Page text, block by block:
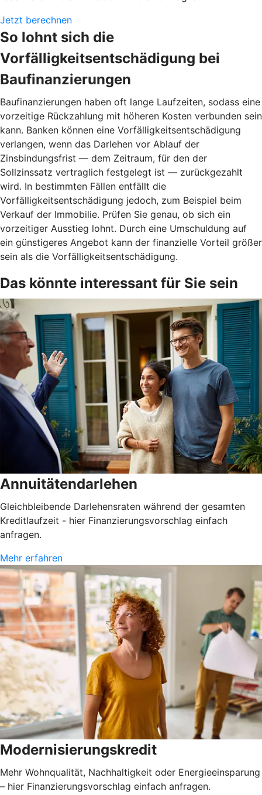
Jetzt berechnen
So lohnt sich die
Vorfälligkeitsentschädigung bei
Baufinanzierungen
Baufinanzierungen haben oft lange Laufzeiten, sodass eine
vorzeitige Rückzahlung mit höheren Kosten verbunden sein
kann. Banken können eine Vorfälligkeitsentschädigung
verlangen, wenn das Darlehen vor Ablauf der
Zinsbindungsfrist — dem Zeitraum, für den der
Sollzinssatz vertraglich festgelegt ist — zurückgezahlt
wird. In bestimmten Fällen entfällt die
Vorfälligkeitsentschädigung jedoch, zum Beispiel beim
Verkauf der Immobilie. Prüfen Sie genau, ob sich ein
vorzeitiger Ausstieg lohnt. Durch eine Umschuldung auf
ein günstigeres Angebot kann der finanzielle Vorteil größer
sein als die Vorfälligkeitsentschädigung.
Das könnte interessant für Sie sein
Annuitätendarlehen
Gleichbleibende Darlehensraten während der gesamten
Kreditlaufzeit - hier Finanzierungsvorschlag einfach
anfragen.
Mehr erfahren
Modernisierungskredit
Mehr Wohnqualität, Nachhaltigkeit oder Energieeinsparung
– hier Finanzierungsvorschlag einfach anfragen.